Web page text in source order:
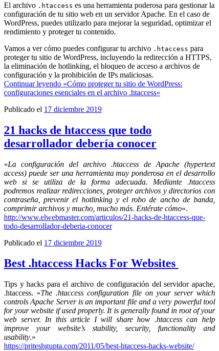
El archivo .htaccess es una herramienta poderosa para gestionar la
configuración de tu sitio web en un servidor Apache. En el caso de
WordPress, puedes utilizarlo para mejorar la seguridad, optimizar el
rendimiento y proteger tu contenido.
Vamos a ver cómo puedes configurar tu archivo .htaccess para
proteger tu sitio de WordPress, incluyendo la redirección a HTTPS,
la eliminación de hotlinking, el bloqueo de acceso a archivos de
configuración y la prohibición de IPs maliciosas.
Continuar leyendo «Cómo proteger tu sitio de WordPress:
configuraciones esenciales en el archivo .htaccess»
Publicado el 17 diciembre 2019
21 hacks de htaccess que todo
desarrollador debería conocer
«La configuración del archivo .htaccess de Apache (hypertext
access) puede ser una herramienta muy ponderosa en el desarrollo
web si se utiliza de la forma adecuada. Mediante .htaccess
podremos realizar redirecciones, proteger archivos y directorios con
contraseña, prevenir el hotlinking y el robo de ancho de banda,
comprimir archivos y mucho, mucho más. Entérate cómo«.
http://www.elwebmaster.com/articulos/21-hacks-de-htaccess-que-
todo-desarrollador-deberia-conocer
Publicado el 17 diciembre 2019
Best .htaccess Hacks For Websites
Tips y hacks para el archivo de configuración del servidor apache,
.htaccess. «The .htaccess configuration file on your server which
controls Apache Server is an important file and a very powerful tool
for your website if used properly. It is generally found in root of your
web server. In this article I will share how .htaccess can help
improve your website’s stability, security, functionality and
usability.»
https://priteshgupta.com/2011/05/best-htaccess-hacks-website/